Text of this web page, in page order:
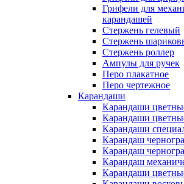
Грифели для
карандашей
Стержень гелевый
Стержень
Стержень роллер
Ампулы для ручек
Перо плакатное
Перо чертежное
Карандаши
Карандаши
Карандаши
Карандаши
Карандаш
Карандаш
Карандаш
Карандаши